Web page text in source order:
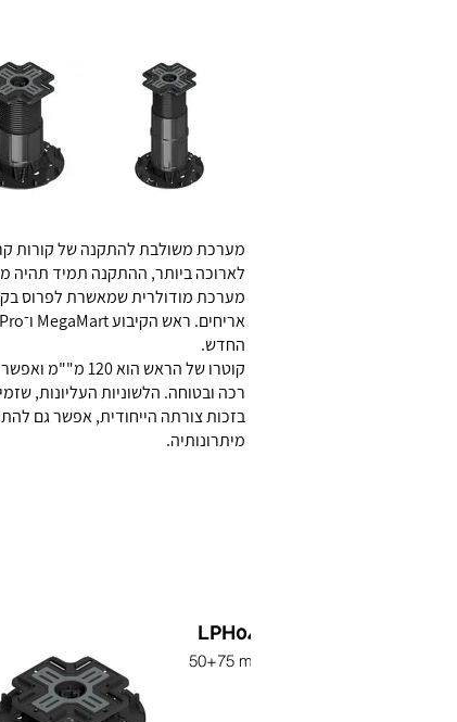
מערכת משולבת להתקנה של קורות
לארוכה ביותר, ההתקנה תמיד תהיה
מערכת מודולרית שמאשרת לפרוס
החדש.
רכה ובטוחה. הלשוניות העליונות, שזמינות בעובי של 2, 3 או 4 מ""מ, מאפשרות הסרה
מיתרונותיה.
LPH04
50+75 mm